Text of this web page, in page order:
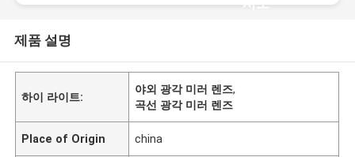
제품 설명
하이 라이트:
야외 광각 미러 렌즈,
곡선 광각 미러 렌즈
Place of Origin china